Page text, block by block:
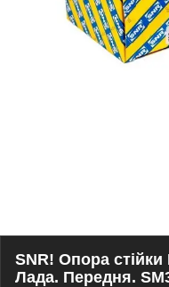
SNR! Опора
Лада. Передня.